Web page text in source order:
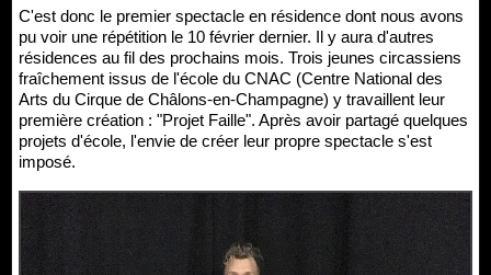
C'est donc le premier spectacle en résidence dont nous avons
pu voir une répétition le 10 février dernier. Il y aura d'autres
résidences au fil des prochains mois. Trois jeunes circassiens
fraîchement issus de l'école du CNAC (Centre National des
Arts du Cirque de Châlons-en-Champagne) y travaillent leur
première création : "Projet Faille". Après avoir partagé quelques
projets d'école, l'envie de créer leur propre spectacle s'est
imposé.